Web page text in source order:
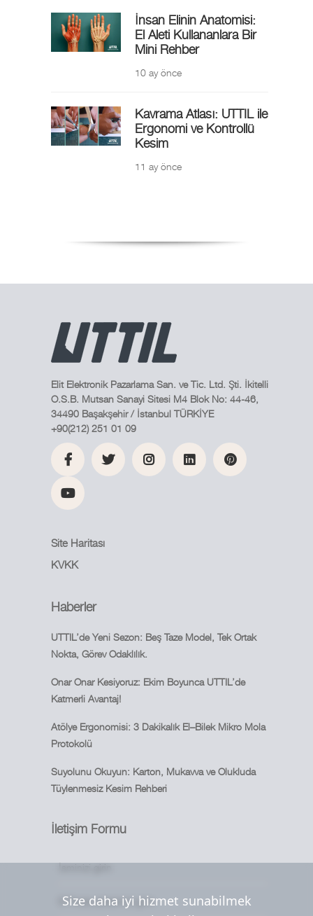
İnsan Elinin Anatomisi:
El Aleti Kullananlara Bir
Mini Rehber
10 ay önce
Kavrama Atlası: UTTIL ile
Ergonomi ve Kontrollü
Kesim
11 ay önce
Elit Elektronik Pazarlama San. ve Tic. Ltd. Şti. İkitelli
O.S.B. Mutsan Sanayi Sitesi M4 Blok No: 44-46,
34490 Başakşehir / İstanbul TÜRKİYE
+90(212) 251 01 09
Site Haritası
KVKK
Haberler
UTTIL’de Yeni Sezon: Beş Taze Model, Tek Ortak
Nokta, Görev Odaklılık.
Onar Onar Kesiyoruz: Ekim Boyunca UTTIL’de
Katmerli Avantaj!
Atölye Ergonomisi: 3 Dakikalık El–Bilek Mikro Mola
Protokolü
Suyolunu Okuyun: Karton, Mukavva ve Olukluda
Tüylenmesiz Kesim Rehberi
İletişim Formu
Size daha iyi hizmet sunabilmek